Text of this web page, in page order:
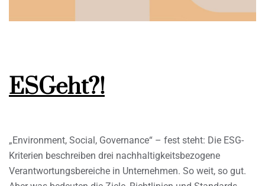
ESGeht?!
„Environment, Social, Governance“ – fest steht: Die ESG-
Kriterien beschreiben drei nachhaltigkeitsbezogene
Verantwortungsbereiche in Unternehmen. So weit, so gut.